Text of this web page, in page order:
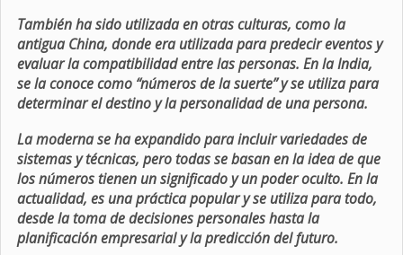
También ha sido utilizada en otras culturas, como la
antigua China, donde era utilizada para predecir eventos y
evaluar la compatibilidad entre las personas. En la India,
se la conoce como “números de la suerte” y se utiliza para
determinar el destino y la personalidad de una persona.
La moderna se ha expandido para incluir variedades de
sistemas y técnicas, pero todas se basan en la idea de que
los números tienen un significado y un poder oculto. En la
actualidad, es una práctica popular y se utiliza para todo,
desde la toma de decisiones personales hasta la
planificación empresarial y la predicción del futuro.